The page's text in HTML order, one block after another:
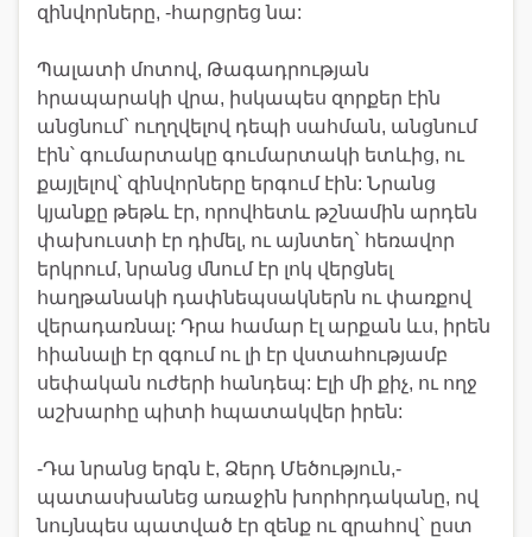
զինվորները, -հարցրեց նա:
Պալատի մոտով, Թագադրության
հրապարակի վրա, իսկապես զորքեր էին
անցնում` ուղղվելով դեպի սահման, անցնում
էին՝ գումարտակը գումարտակի ետևից, ու
քայլելով՝ զինվորները երգում էին: Նրանց
կյանքը թեթև էր, որովհետև թշնամին արդեն
փախուստի էր դիմել, ու այնտեղ` հեռավոր
երկրում, նրանց մնում էր լոկ վերցնել
հաղթանակի դափնեպսակներն ու փառքով
վերադառնալ: Դրա համար էլ արքան ևս, իրեն
հիանալի էր զգում ու լի էր վստահությամբ
սեփական ուժերի հանդեպ: Էլի մի քիչ, ու ողջ
աշխարհը պիտի հպատակվեր իրեն:
-Դա նրանց երգն է, Ձերդ Մեծություն,-
պատասխանեց առաջին խորհրդականը, ով
նույնպես պատված էր զենք ու զրահով` ըստ